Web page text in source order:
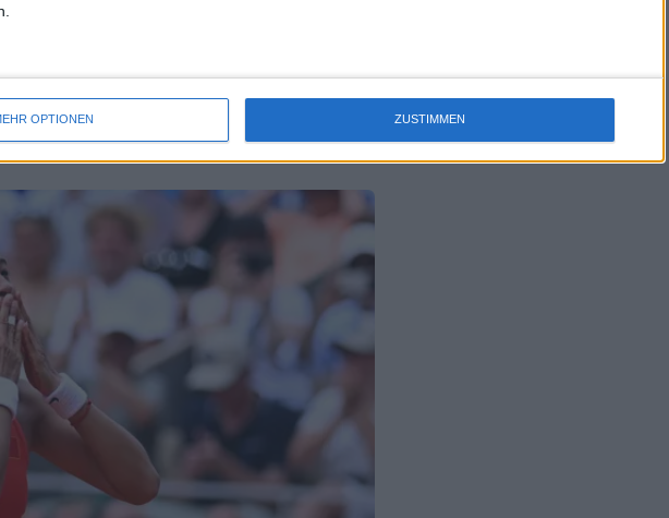
OPTIONEN ZUSTIMMEN
im Alter von 91 Jahren verstorben